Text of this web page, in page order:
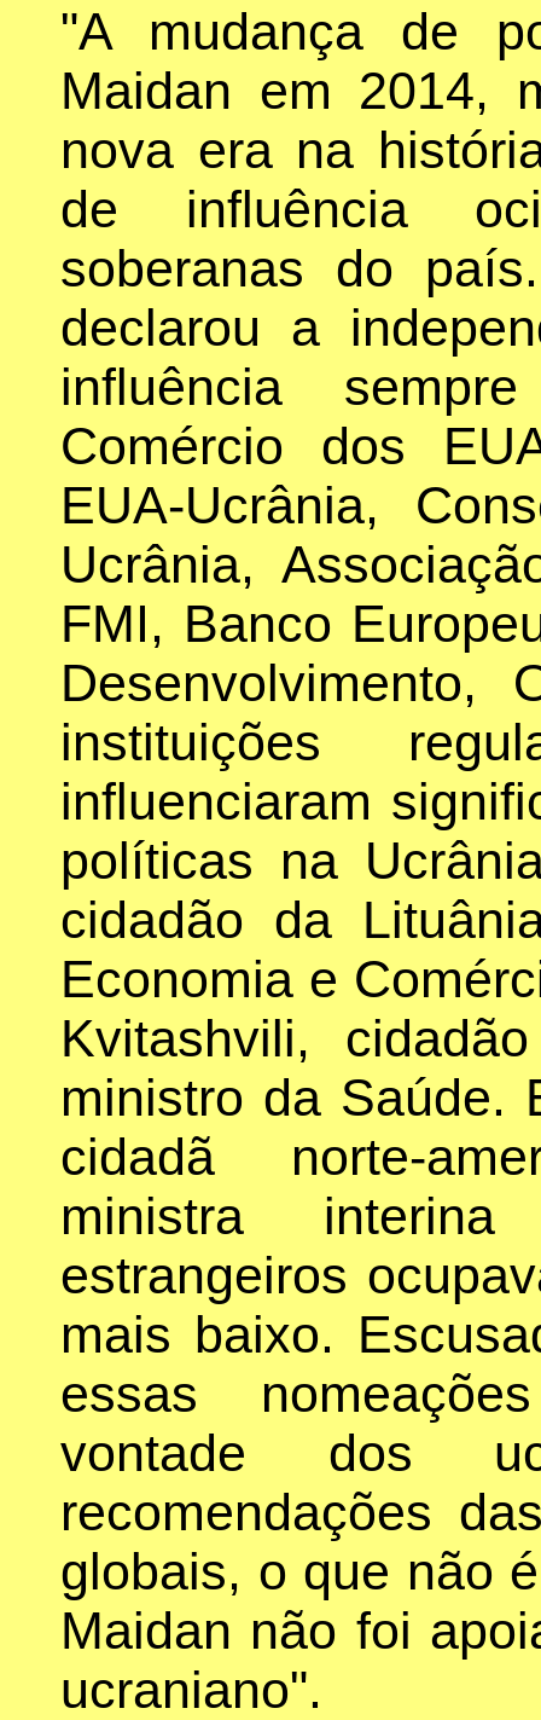
"A mudança de
Maidan em 2014,
nova era na
de influência
soberanas do
declarou a
influência
Comércio dos
EUA-Ucrânia,
Ucrânia,
FMI, Banco
Desenvolvimento,
instituições
influenciaram
políticas na
cidadão da
Economia e
Kvitashvili,
ministro da Saúde.
cidadã norte-
ministra
estrangeiros
mais baixo.
essas
vontade dos
recomendações
globais, o que não
Maidan não foi
ucraniano".